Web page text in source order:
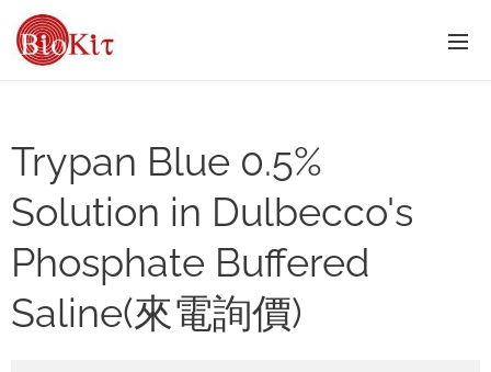
Trypan Blue 0.5%
Solution in Dulbecco's
Phosphate Buffered
Saline(來電詢價)